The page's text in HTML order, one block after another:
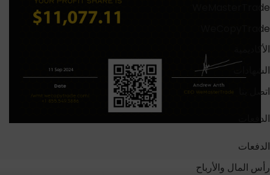
WeMasterTrade
WeCopyTrade
الأكاديمية
الشهادات
اتصل بنا
الدفعات
الدفعات
رأس المال والأرباح